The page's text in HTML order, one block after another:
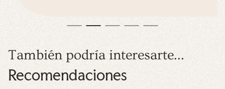
También podría interesarte...
Recomendaciones